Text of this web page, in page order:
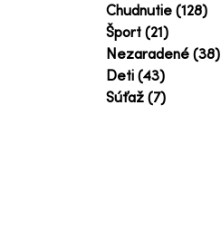
Chudnutie (128)
Šport (21)
Nezaradené (38)
Deti (43)
Súťaž (7)